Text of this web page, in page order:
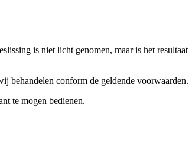
is niet licht genomen, maar is het resultaat
behandelen conform de geldende voorwaarden.
te mogen bedienen.